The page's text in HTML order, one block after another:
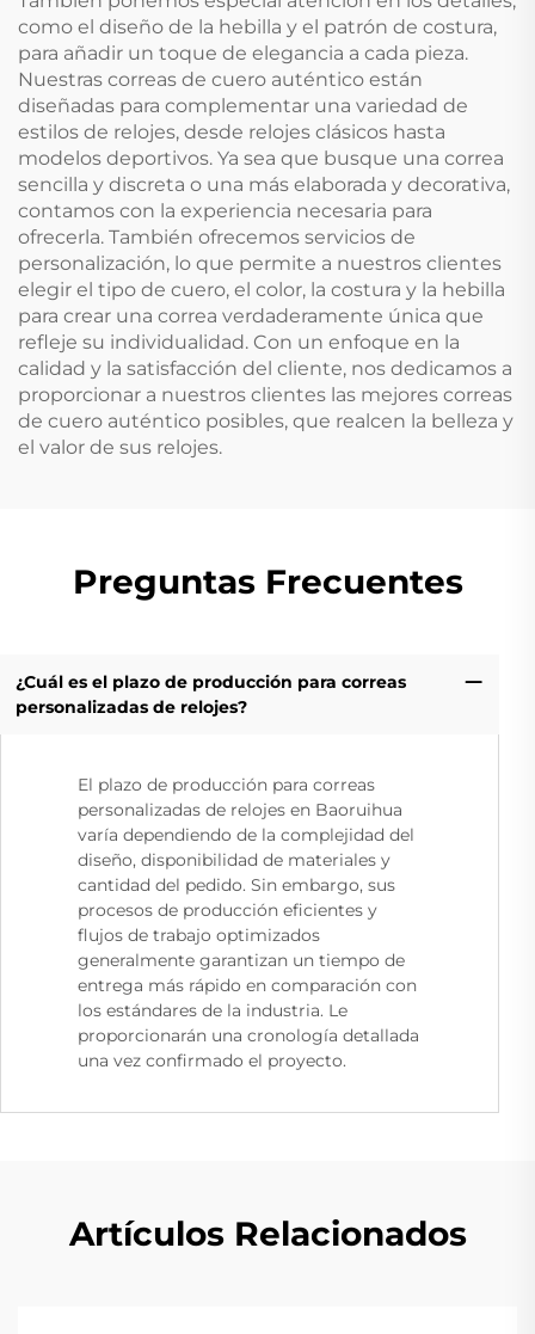
como el diseño de la hebilla y el patrón de costura,
para añadir un toque de elegancia a cada pieza.
Nuestras correas de cuero auténtico están
diseñadas para complementar una variedad de
estilos de relojes, desde relojes clásicos hasta
modelos deportivos. Ya sea que busque una correa
sencilla y discreta o una más elaborada y decorativa,
contamos con la experiencia necesaria para
ofrecerla. También ofrecemos servicios de
personalización, lo que permite a nuestros clientes
elegir el tipo de cuero, el color, la costura y la hebilla
para crear una correa verdaderamente única que
refleje su individualidad. Con un enfoque en la
calidad y la satisfacción del cliente, nos dedicamos a
proporcionar a nuestros clientes las mejores correas
de cuero auténtico posibles, que realcen la belleza y
el valor de sus relojes.
Preguntas Frecuentes
¿Cuál es el plazo de producción para correas
personalizadas de relojes?
El plazo de producción para correas
personalizadas de relojes en Baoruihua
varía dependiendo de la complejidad del
diseño, disponibilidad de materiales y
cantidad del pedido. Sin embargo, sus
procesos de producción eficientes y
flujos de trabajo optimizados
generalmente garantizan un tiempo de
entrega más rápido en comparación con
los estándares de la industria. Le
proporcionarán una cronología detallada
una vez confirmado el proyecto.
Artículos Relacionados